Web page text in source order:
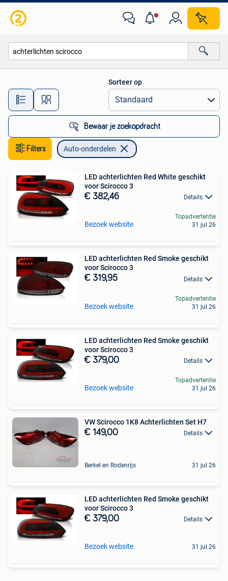
Alle afstanden…
Sorteer op
Bewaar je zoekopdracht
Filters Auto-onderdelen
LED achterlichten Red White geschikt
voor Scirocco 3
€ 382,46 Details
Bezoek website
Topadvertentie
31 jul 26
LED achterlichten Red Smoke geschikt
voor Scirocco 3
€ 319,95 Details
Bezoek website
Topadvertentie
31 jul 26
LED achterlichten Red Smoke geschikt
voor Scirocco 3
€ 379,00 Details
Bezoek website
Topadvertentie
31 jul 26
VW Scirocco 1K8 Achterlichten Set H7
€ 149,00 Details
Berkel en Rodenrijs 31 jul 26
LED achterlichten Red Smoke geschikt
voor Scirocco 3
€ 379,00 Details
Bezoek website 31 jul 26